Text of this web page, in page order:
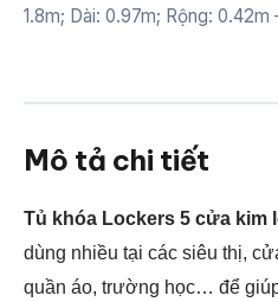
1.8m; Dài: 0.97m; Rộng: 0.42m
Mô tả chi tiết
Tủ khóa Lockers 5 cửa kim
dùng nhiều tại các siêu thị,
quần áo, trường học… để